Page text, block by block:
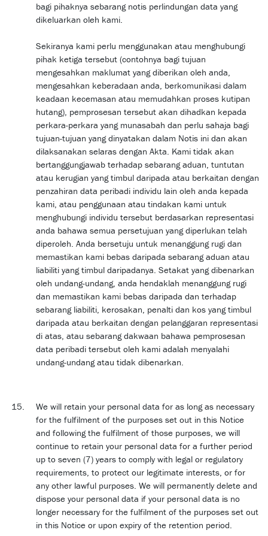
bagi pihaknya sebarang notis perlindungan data yang
dikeluarkan oleh kami.
Sekiranya kami perlu menggunakan atau menghubungi
pihak ketiga tersebut (contohnya bagi tujuan
mengesahkan maklumat yang diberikan oleh anda,
mengesahkan keberadaan anda, berkomunikasi dalam
keadaan kecemasan atau memudahkan proses kutipan
hutang), pemprosesan tersebut akan dihadkan kepada
perkara-perkara yang munasabah dan perlu sahaja bagi
tujuan-tujuan yang dinyatakan dalam Notis ini dan akan
dilaksanakan selaras dengan Akta. Kami tidak akan
bertanggungjawab terhadap sebarang aduan, tuntutan
atau kerugian yang timbul daripada atau berkaitan dengan
penzahiran data peribadi individu lain oleh anda kepada
kami, atau penggunaan atau tindakan kami untuk
menghubungi individu tersebut berdasarkan representasi
anda bahawa semua persetujuan yang diperlukan telah
diperoleh. Anda bersetuju untuk menanggung rugi dan
memastikan kami bebas daripada sebarang aduan atau
liabiliti yang timbul daripadanya. Setakat yang dibenarkan
oleh undang-undang, anda hendaklah menanggung rugi
dan memastikan kami bebas daripada dan terhadap
sebarang liabiliti, kerosakan, penalti dan kos yang timbul
daripada atau berkaitan dengan pelanggaran representasi
di atas, atau sebarang dakwaan bahawa pemprosesan
data peribadi tersebut oleh kami adalah menyalahi
undang-undang atau tidak dibenarkan.
We will retain your personal data for as long as necessary
for the fulfilment of the purposes set out in this Notice
and following the fulfilment of those purposes, we will
continue to retain your personal data for a further period
up to seven (7) years to comply with legal or regulatory
requirements, to protect our legitimate interests, or for
any other lawful purposes. We will permanently delete and
dispose your personal data if your personal data is no
longer necessary for the fulfilment of the purposes set out
in this Notice or upon expiry of the retention period.